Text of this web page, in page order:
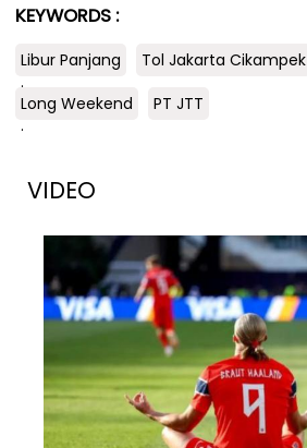
KEYWORDS :
Libur Panjang
Tol Jakarta Cikampek
.
Long Weekend
PT JTT
.
VIDEO